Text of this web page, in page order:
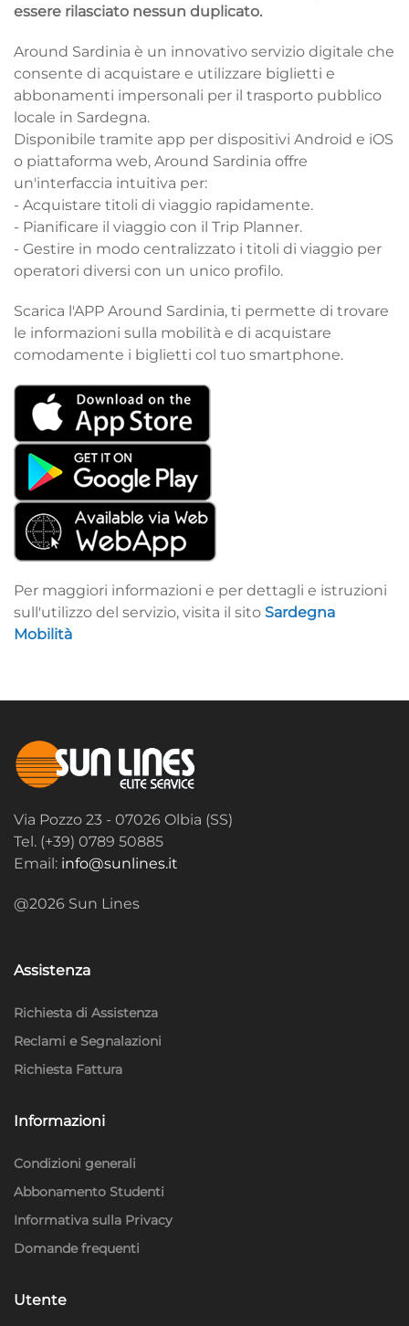
essere rilasciato nessun duplicato.
Around Sardinia è un innovativo servizio digitale che
consente di acquistare e utilizzare biglietti e
abbonamenti impersonali per il trasporto pubblico
locale in Sardegna.
Disponibile tramite app per dispositivi Android e iOS
o piattaforma web, Around Sardinia offre
un'interfaccia intuitiva per:
- Acquistare titoli di viaggio rapidamente.
- Pianificare il viaggio con il Trip Planner.
- Gestire in modo centralizzato i titoli di viaggio per
operatori diversi con un unico profilo.
Scarica l'APP Around Sardinia, ti permette di trovare
le informazioni sulla mobilità e di acquistare
comodamente i biglietti col tuo smartphone.
Per maggiori informazioni e per dettagli e istruzioni
sull'utilizzo del servizio, visita il sito Sardegna
Mobilità
Via Pozzo 23 - 07026 Olbia (SS)
Tel. (+39) 0789 50885
Email: info@sunlines.it
@2026 Sun Lines
Assistenza
Richiesta di Assistenza
Reclami e Segnalazioni
Richiesta Fattura
Informazioni
Condizioni generali
Abbonamento Studenti
Informativa sulla Privacy
Domande frequenti
Utente